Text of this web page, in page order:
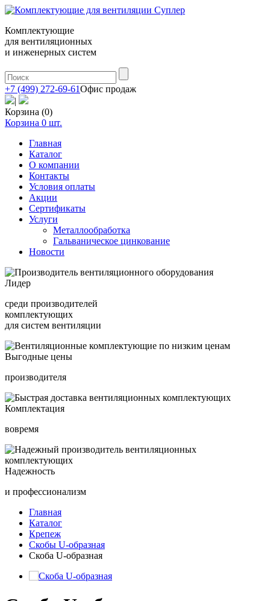
Комплектующие
для вентиляционных
и инженерных систем
+7 (499) 272-69-61Офис продаж
|
Корзина (0)
Корзина 0 шт.
Главная
Каталог
О компании
Контакты
Условия оплаты
Акции
Сертификаты
Услуги
Металлообработка
Гальваническое цинкование
Новости
Лидер
среди производителей
комплектующих
для систем вентиляции
Выгодные цены
производителя
Комплектация
вовремя
Надежность
и профессионализм
Главная
Каталог
Крепеж
Скобы U-образная
Скоба U-образная